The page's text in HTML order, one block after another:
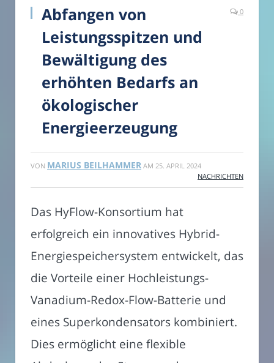
Abfangen von
Leistungsspitzen und
Bewältigung des
erhöhten Bedarfs an
ökologischer
Energieerzeugung
0
VON MARIUS BEILHAMMER AM 25. APRIL 2024
NACHRICHTEN
Das HyFlow-Konsortium hat
erfolgreich ein innovatives Hybrid-
Energiespeichersystem entwickelt, das
die Vorteile einer Hochleistungs-
Vanadium-Redox-Flow-Batterie und
eines Superkondensators kombiniert.
Dies ermöglicht eine flexible